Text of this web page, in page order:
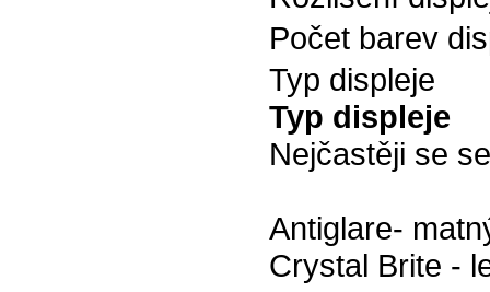
Počet barev
Typ displeje
Typ displeje
Nejčastěji se
Antiglare-
Crystal Brite -